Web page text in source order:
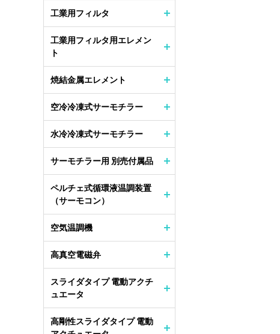
工業用フィルタ
工業用フィルタ用エレメン
ト
焼結金属エレメント
空冷冷凍式サーモチラー
水冷冷凍式サーモチラー
サーモチラー用 別売付属品
ペルチェ式循環液温調装置
（サーモコン）
空気温調機
高真空電磁弁
スライダタイプ 電動アクチ
ュエータ
高剛性スライダタイプ 電動